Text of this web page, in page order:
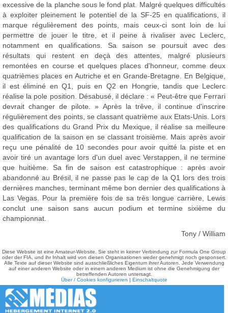
excessive de la planche sous le fond plat. Malgré quelques difficultés
à exploiter pleinement le potentiel de la SF-25 en qualifications, il
marque régulièrement des points, mais ceux-ci sont loin de lui
permettre de jouer le titre, et il peine à rivaliser avec Leclerc,
notamment en qualifications. Sa saison se poursuit avec des
résultats qui restent en deçà des attentes, malgré plusieurs
remontées en course et quelques places d'honneur, comme deux
quatrièmes places en Autriche et en Grande-Bretagne. En Belgique,
il est éliminé en Q1, puis en Q2 en Hongrie, tandis que Leclerc
réalise la pole position. Désabusé, il déclare : « Peut-être que Ferrari
devrait changer de pilote. » Après la trêve, il continue d'inscrire
régulièrement des points, se classant quatrième aux Etats-Unis. Lors
des qualifications du Grand Prix du Mexique, il réalise sa meilleure
qualification de la saison en se classant troisième. Mais après avoir
reçu une pénalité de 10 secondes pour avoir quitté la piste et en
avoir tiré un avantage lors d'un duel avec Verstappen, il ne termine
que huitième. Sa fin de saison est catastrophique : après avoir
abandonné au Brésil, il ne passe pas le cap de la Q1 lors des trois
dernières manches, terminant même bon dernier des qualifications à
Las Vegas. Pour la première fois de sa très longue carrière, Lewis
conclut une saison sans aucun podium et termine sixième du
championnat.
Tony / William
Diese Website ist eine Amateur-Website. Sie steht in keiner Verbindung zur Formula One Group
oder der FIA, und ihr Inhalt wird von diesen Organisationen weder genehmigt noch gesponsert.
Alle Texte auf dieser Website sind ausschließliches Eigentum ihrer Autoren. Jede Verwendung
auf einer anderen Website oder in einem anderen Medium ist ohne die Genehmigung der
betreffenden Autoren untersagt.
Über / Cookies konfigurieren | Einschaltquote